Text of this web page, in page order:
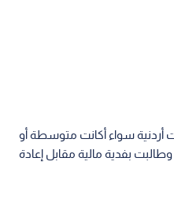
سواء أكانت متوسطة أو
بفدية مالية مقابل إعادة